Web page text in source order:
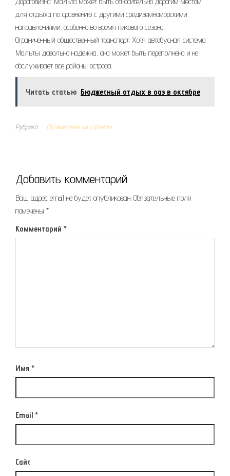
для отдыха по сравнению с другими средиземноморскими
направлениями, особенно во время пикового сезона.
Ограниченный общественный транспорт: Хотя автобусная система
Мальты довольно надежна, она может быть переполнена и не
обслуживает все районы острова.
Читать статью Бюджетный отдых в оаэ в октябре
Рубрика Путешествия по странам
Добавить комментарий
Ваш адрес email не будет опубликован. Обязательные поля
помечены *
Комментарий *
Имя *
Email *
Сайт